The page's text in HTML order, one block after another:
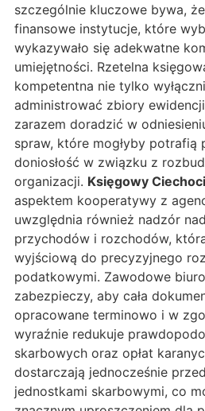
szczególnie kluczowe bywa,
finansowe instytucje, które
wykazywało się adekwatne
umiejętności. Rzetelna
kompetentna nie tylko
administrować zbiory
zarazem doradzić w
spraw, które mogłyby potrafią
doniosłość w związku z
organizacji. Księgowy
aspektem kooperatywy z
uwzględnia również nadzór
przychodów i rozchodów,
wyjściową do precyzyjnego
podatkowymi. Zawodowe
zabezpieczy, aby cała
opracowane terminowo i w
wyraźnie redukuje
skarbowych oraz opłat
dostarczają jednocześnie
jednostkami skarbowymi, co